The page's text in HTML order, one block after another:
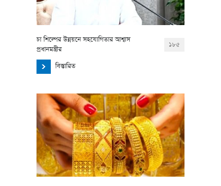
চা শিল্পের উন্নয়নে সহযোগিতার আশ্বাস
প্রধানমন্ত্রীর
১৮৫
বিস্তারিত